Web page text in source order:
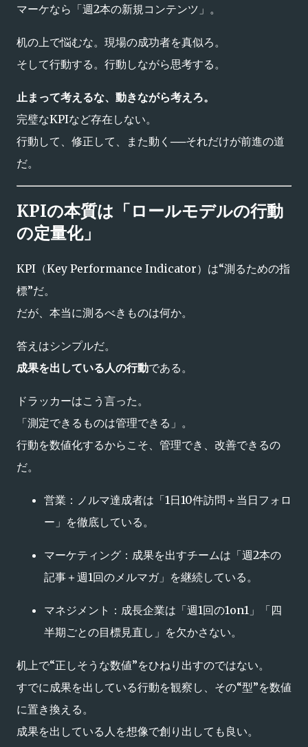
マーケなら「週2本の新規コンテンツ」。
机の上で悩むな。現場の成功者を真似ろ。
そして行動する。行動しながら思考する。
止まって考えるな、動きながら考えろ。
完璧なKPIなど存在しない。
行動して、修正して、また動く──それだけが前進の道
だ。
KPIの本質は「ロールモデルの行動
の定量化」
KPI（Key Performance Indicator）は“測るための指
標”だ。
だが、本当に測るべきものは何か。
答えはシンプルだ。
成果を出している人の行動である。
ドラッカーはこう言った。
「測定できるものは管理できる」。
行動を数値化するからこそ、管理でき、改善できるの
だ。
営業：ノルマ達成者は「1日10件訪問＋当日フォロ
ー」を徹底している。
マーケティング：成果を出すチームは「週2本の
記事＋週1回のメルマガ」を継続している。
マネジメント：成長企業は「週1回の1on1」「四
半期ごとの目標見直し」を欠かさない。
机上で“正しそうな数値”をひねり出すのではない。
すでに成果を出している行動を観察し、その“型”を数値
に置き換える。
成果を出している人を想像で創り出しても良い。